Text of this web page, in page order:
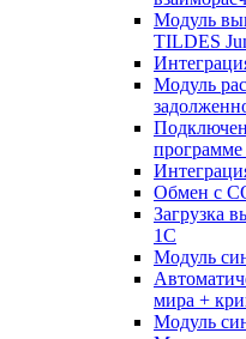
Модуль
TILDES
Модуль
Обмен с
Загрузка
1C
Модуль
мира +
Модуль